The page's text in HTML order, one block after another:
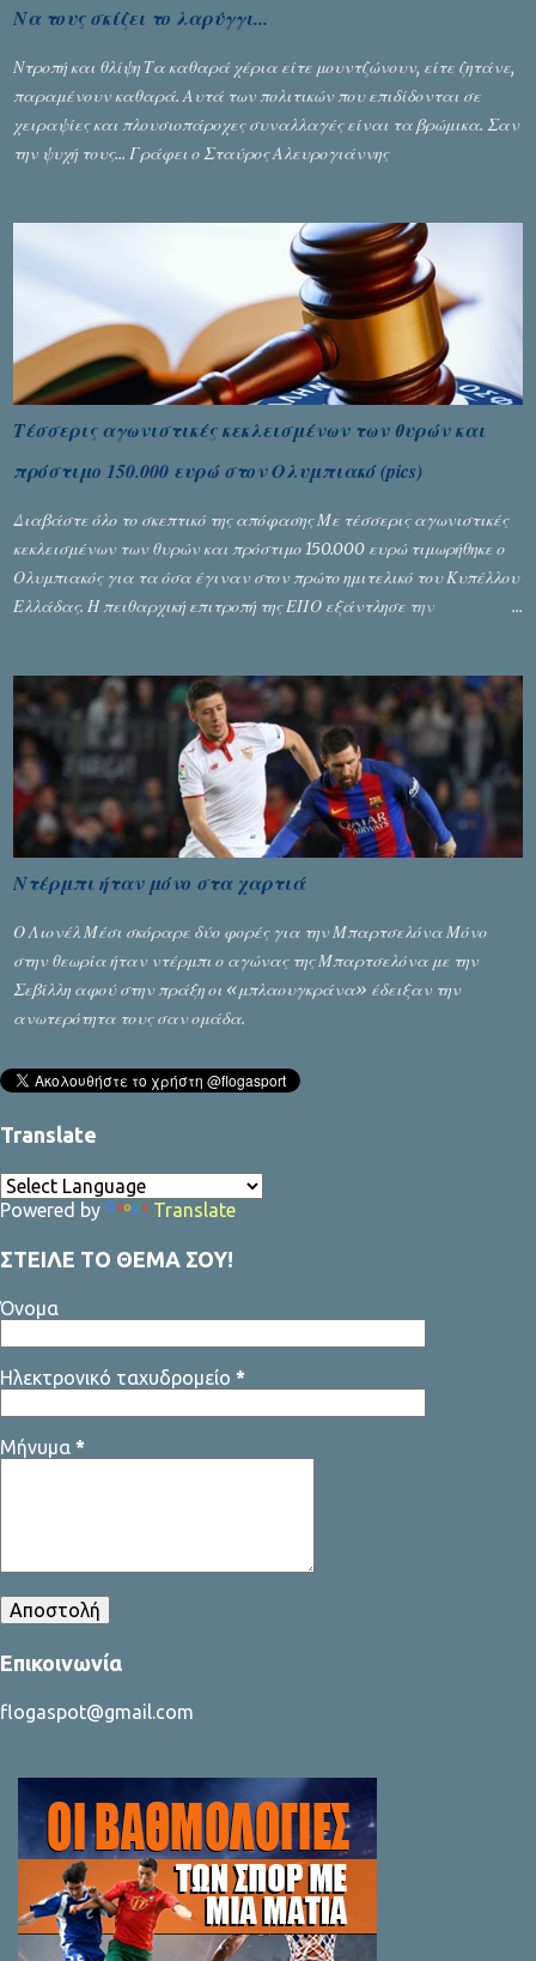
Να τους σκίζει το λαρύγγι...
Ντροπή και θλίψη Τα καθαρά χέρια είτε μουντζώνουν, είτε ζητάνε,
παραμένουν καθαρά. Αυτά των πολιτικών που επιδίδονται σε
χειραψίες και πλουσιοπάροχες συναλλαγές είναι τα βρώμικα. Σαν
την ψυχή τους... Γράφει ο Σταύρος Αλευρογιάννης
Τέσσερις αγωνιστικές κεκλεισμένων των θυρών και
πρόστιμο 150.000 ευρώ στον Ολυμπιακό (pics)
Διαβάστε όλο το σκεπτικό της απόφασης Με τέσσερις αγωνιστικές
κεκλεισμένων των θυρών και πρόστιμο 150.000 ευρώ τιμωρήθηκε ο
Ολυμπιακός για τα όσα έγιναν στον πρώτο ημιτελικό του Κυπέλλου
Ελλάδας. Η πειθαρχική επιτροπή της ΕΠΟ εξάντλησε την
αφαίρεσης βαθμών, όπως απαιτούσαν, αφού κάτι τέτοιο δεν ήταν
εφικτό, σύμφωνα με τα στοιχεία...
Ντέρμπι ήταν μόνο στα χαρτιά
Ο Λιονέλ Μέσι σκόραρε δύο φορές για την Μπαρτσελόνα Μόνο
στην θεωρία ήταν ντέρμπι ο αγώνας της Μπαρτσελόνα με την
Σεβίλλη αφού στην πράξη οι «μπλαουγκράνα» έδειξαν την
ανωτερότητα τους σαν ομάδα.
Translate
Powered by Translate
ΣΤΕΙΛΕ ΤΟ ΘΕΜΑ ΣΟΥ!
Όνομα
Ηλεκτρονικό ταχυδρομείο *
Μήνυμα *
Επικοινωνία
flogaspot@gmail.com